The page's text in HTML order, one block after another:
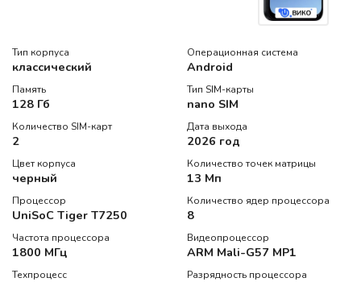
Тип корпуса
классический
Операционная система
Android
Память
128 Гб
Тип SIM-карты
nano SIM
Количество SIM-карт
2
Дата выхода
2026 год
Цвет корпуса
черный
Количество точек матрицы
13 Мп
Процессор
UniSoC Tiger T7250
Количество ядер процессора
8
Частота процессора
1800 МГц
Видеопроцессор
ARM Mali-G57 MP1
Техпроцесс Разрядность процессора